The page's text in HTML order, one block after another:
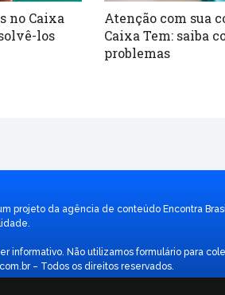
no Caixa
los
Atenção com sua
Caixa Tem: saiba
problemas
projeto da agência de conteúdo Encontra
informativo. Não utilizamos formulário para
– Todos os direitos reservados.